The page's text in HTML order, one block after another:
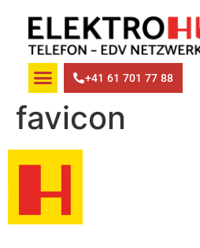
+41 61 701 77 88
favicon